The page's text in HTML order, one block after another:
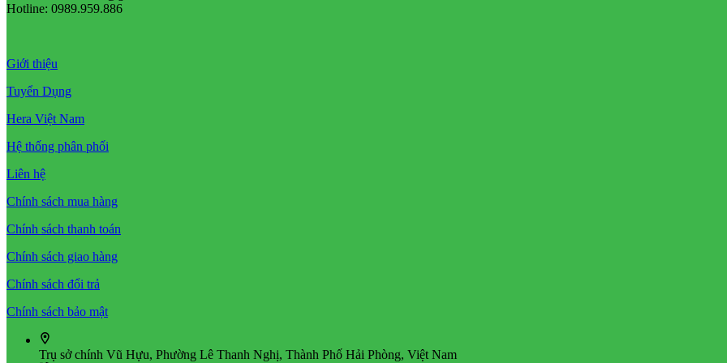
Hotline: 0989.959.886
Giới thiệu
Tuyển Dụng
Hera Việt Nam
Hệ thống phân phối
Liên hệ
Chính sách mua hàng
Chính sách thanh toán
Chính sách giao hàng
Chính sách đổi trả
Chính sách bảo mật
Trụ sở chính Vũ Hựu, Phường Lê Thanh Nghị, Thành Phố Hải Phòng, Việt Nam